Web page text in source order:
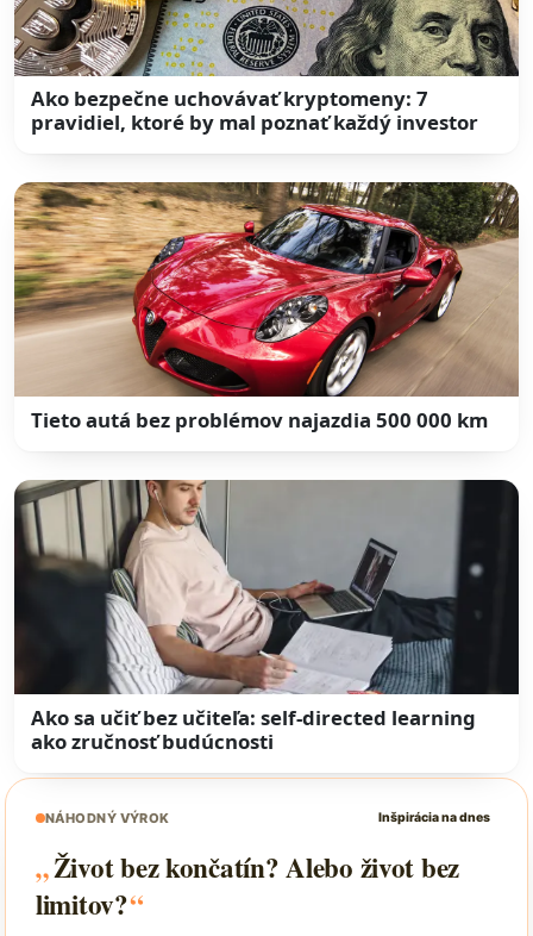
Ako bezpečne uchovávať kryptomeny: 7
pravidiel, ktoré by mal poznať každý investor
Tieto autá bez problémov najazdia 500 000 km
Ako sa učiť bez učiteľa: self-directed learning
ako zručnosť budúcnosti